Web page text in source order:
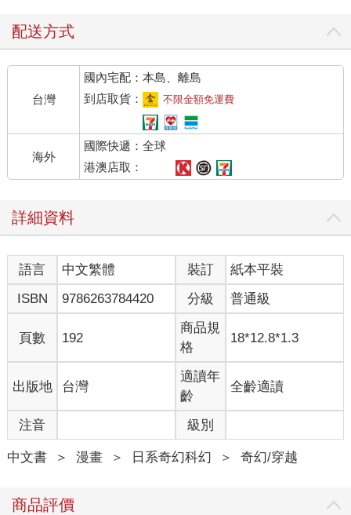
配送方式
台灣
國內宅配：本島、離島
到店取貨：
不限金額免運費
海外
國際快遞：全球
港澳店取：
詳細資料
語言 中文繁體 裝訂
紙本平裝
ISBN
9786263784420 分級 普通級
頁數 192
商品規
格
18*12.8*1.3
出版地 台灣
適讀年
齡
全齡適讀
注音 級別
中文書 ＞ 漫畫 ＞ 日系奇幻科幻 ＞ 奇幻/穿越
商品評價